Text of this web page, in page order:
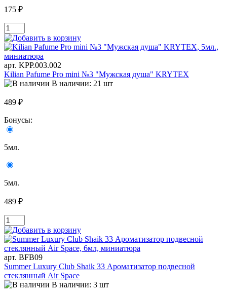
175 ₽
арт. KРР.003.002
Kilian Pafume Pro mini №3 "Мужская душа" KRYTEX
В наличии: 21 шт
489 ₽
Бонусы:
5мл.
5мл.
489 ₽
арт. BFB09
Summer Luxury Club Shaik 33 Ароматизатор подвесной
стеклянный Air Space
В наличии: 3 шт